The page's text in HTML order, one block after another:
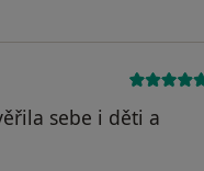
sebe i děti a